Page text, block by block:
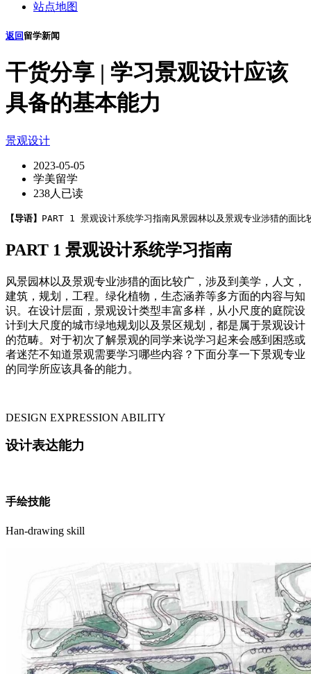
站点地图
返回 留学新闻
干货分享 | 学习景观设计应该
具备的基本能力
景观设计
2023-05-05
学美留学
238人已读
【导语】 PART 1 景观设计系统学习指南风景园林以及景观专业涉猎的面
PART 1 景观设计系统学习指南
风景园林以及景观专业涉猎的面比较广，涉及到美学，人文，
建筑，规划，工程。绿化植物，生态涵养等多方面的内容与知
识。在设计层面，景观设计类型丰富多样，从小尺度的庭院设
计到大尺度的城市绿地规划以及景区规划，都是属于景观设计
的范畴。对于初次了解景观的同学来说学习起来会感到困惑或
者迷茫不知道景观需要学习哪些内容？下面分享一下景观专业
的同学所应该具备的能力。
DESIGN EXPRESSION ABILITY
设计表达能力
手绘技能
Han-drawing skill